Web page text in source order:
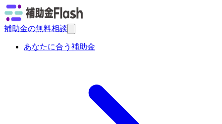
補助金の無料相談
あなたに合う補助金